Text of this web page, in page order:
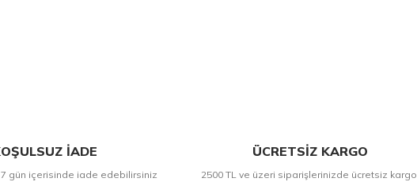
İADE
7 gün içerisinde iade edebilirsiniz
ÜCRETSİZ KARGO
2500 TL ve üzeri siparişlerinizde ücretsiz